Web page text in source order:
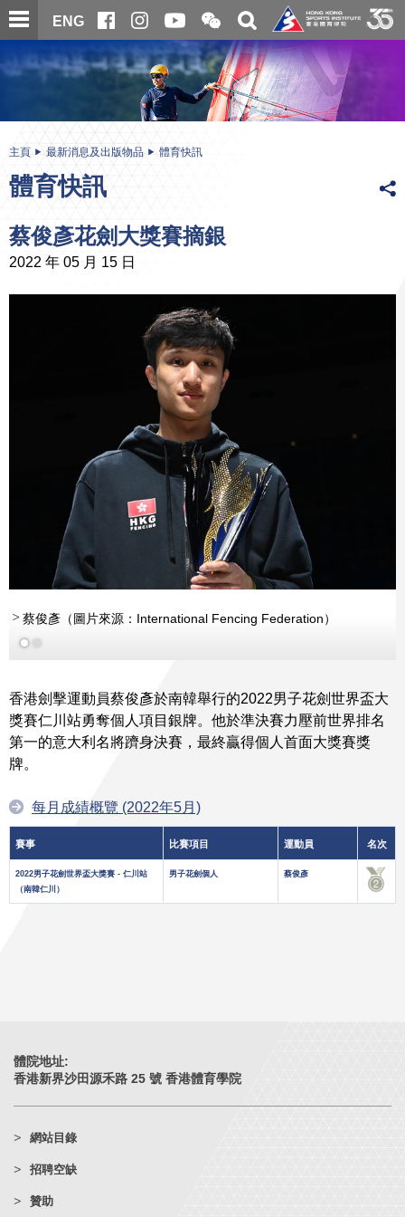
跳
至
內
ENG
開
合
微
信
二
維
碼
關
搜
尋
内
主頁 最新消息及出版物品 體育快訊
體育快訊
蔡俊彥花劍大獎賽摘銀
2022 年 05 月 15 日
蔡俊彥（圖片來源：International Fencing Federation）
香港劍擊運動員蔡俊彥於南韓舉行的2022男子花劍世界盃大
獎賽仁川站勇奪個人項目銀牌。他於準決賽力壓前世界排名
第一的意大利名將躋身決賽，最終贏得個人首面大獎賽獎
牌。
每月成績概覽 (2022年5月)
賽事 比賽項目 運動員 名次
2022男子花劍世界盃大獎賽 - 仁川站
（南韓仁川）
男子花劍個人 蔡俊彥
體院地址:
香港新界沙田源禾路 25 號 香港體育學院
網站目錄
招聘空缺
贊助